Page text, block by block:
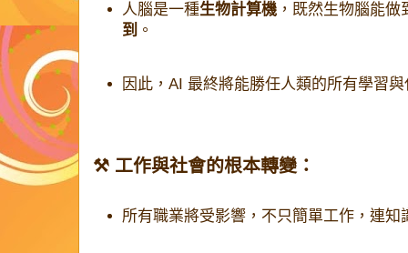
人腦是一種生物計算機 ，既然生物腦能做
到 。
因此，AI 最終將能勝任人類的所有學習
⚒️ 工作與社會的根本轉變：
所有職業將受影響，不只簡單工作，連知